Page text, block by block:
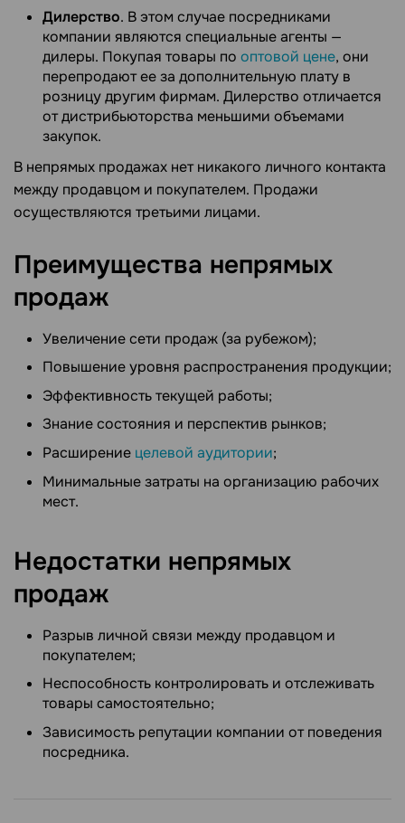
Дилерство. В этом случае посредниками
компании являются специальные агенты —
дилеры. Покупая товары по оптовой цене, они
перепродают ее за дополнительную плату в
розницу другим фирмам. Дилерство отличается
от дистрибьюторства меньшими объемами
закупок.
В непрямых продажах нет никакого личного контакта
между продавцом и покупателем. Продажи
осуществляются третьими лицами.
Преимущества непрямых
продаж
Увеличение сети продаж (за рубежом);
Повышение уровня распространения продукции;
Эффективность текущей работы;
Знание состояния и перспектив рынков;
Расширение целевой аудитории;
Минимальные затраты на организацию рабочих
мест.
Недостатки непрямых
продаж
Разрыв личной связи между продавцом и
покупателем;
Неспособность контролировать и отслеживать
товары самостоятельно;
Зависимость репутации компании от поведения
посредника.